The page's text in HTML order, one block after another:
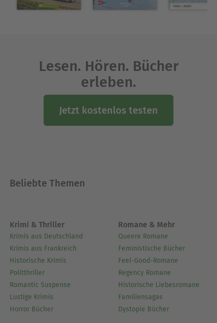
Lesen. Hören. Bücher
erleben.
Jetzt kostenlos testen
Beliebte Themen
Krimi & Thriller
Krimis aus Deutschland
Krimis aus Frankreich
Historische Krimis
Politthriller
Romantic Suspense
Lustige Krimis
Horror Bücher
Romane & Mehr
Queere Romane
Feministische Bücher
Feel-Good-Romane
Regency Romane
Historische Liebesromane
Familiensagas
Dystopie Bücher